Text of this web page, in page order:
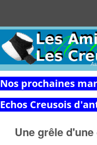
Nos prochaines
Echos Creusois
Une grêle